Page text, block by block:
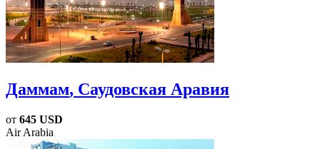
Даммам, Саудовская Аравия
от 645 USD
Air Arabia